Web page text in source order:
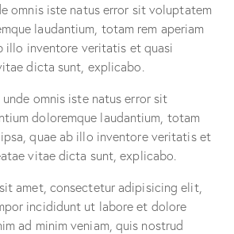
omnis iste natus error sit voluptatem
laudantium, totam rem aperiam
illo inventore veritatis et quasi
dicta sunt, explicabo.
omnis iste natus error sit
doloremque laudantium, totam
ipsa, quae ab illo inventore veritatis et
vitae dicta sunt, explicabo.
amet, consectetur adipisicing elit,
incididunt ut labore et dolore
ad minim veniam, quis nostrud